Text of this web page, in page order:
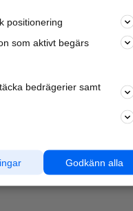
positionering
som aktivt begärs
bedrägerier samt
Godkänn alla